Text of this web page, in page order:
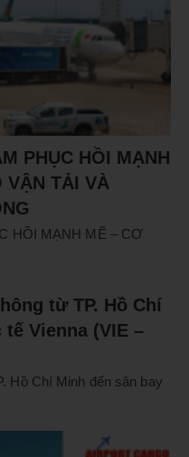
PHỤC HỒI MẠNH
VẬN TẢI VÀ
HỒI MẠNH MẼ – CƠ
từ TP. Hồ Chí
Vienna (VIE –
Hồ Chí Minh đến sân bay